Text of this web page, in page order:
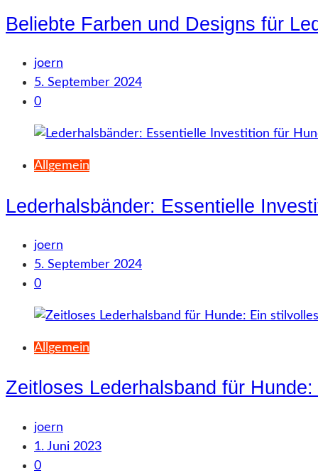
Beliebte Farben und Designs für
joern
5. September 2024
0
Allgemein
Lederhalsbänder: Essentielle
joern
5. September 2024
0
Allgemein
Zeitloses Lederhalsband für
joern
1. Juni 2023
0